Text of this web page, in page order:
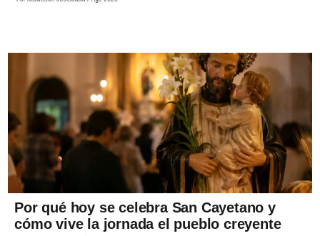
Por qué hoy se celebra San Cayetano y
cómo vive la jornada el pueblo creyente